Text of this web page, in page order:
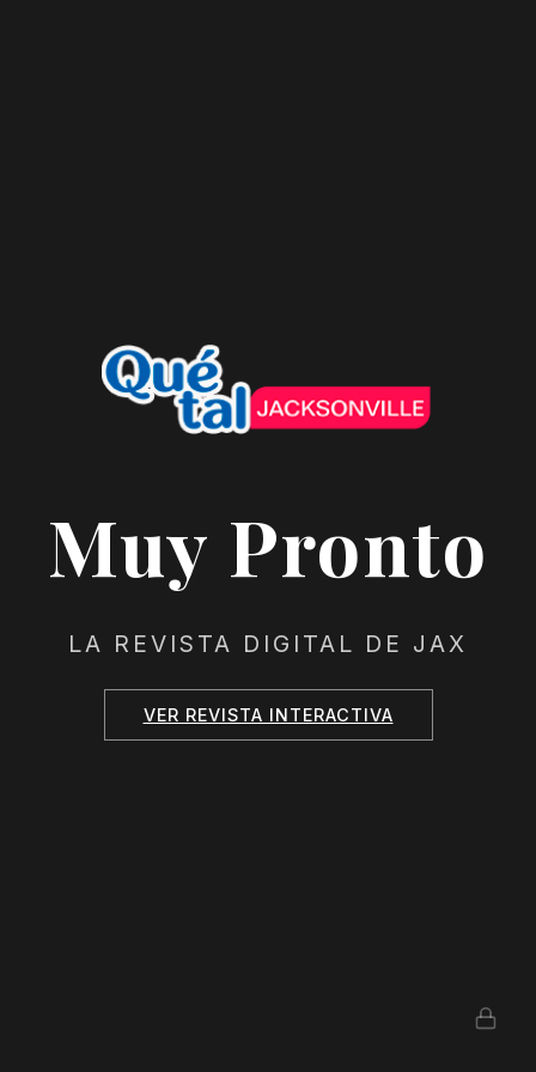
Muy Pronto
LA REVISTA DIGITAL DE JAX
VER REVISTA INTERACTIVA